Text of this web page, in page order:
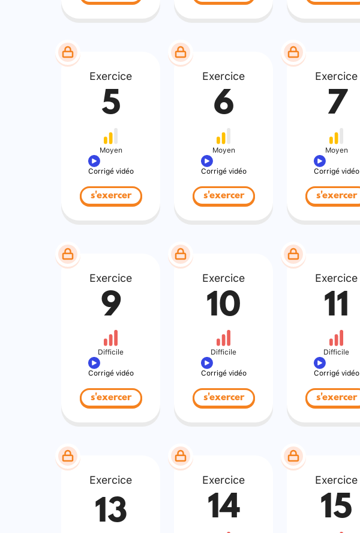
Exercice
5
Moyen
Corrigé vidéo
s'exercer
Exercice
6
Moyen
Corrigé vidéo
s'exercer
Exercice
7
Moyen
Corrigé vidéo
s'exercer
Exercice
9
Difficile
Corrigé vidéo
s'exercer
Exercice
10
Difficile
Corrigé vidéo
s'exercer
Exercice
11
Difficile
Corrigé vidéo
s'exercer
Exercice
13
Exercice
14
Exercice
15